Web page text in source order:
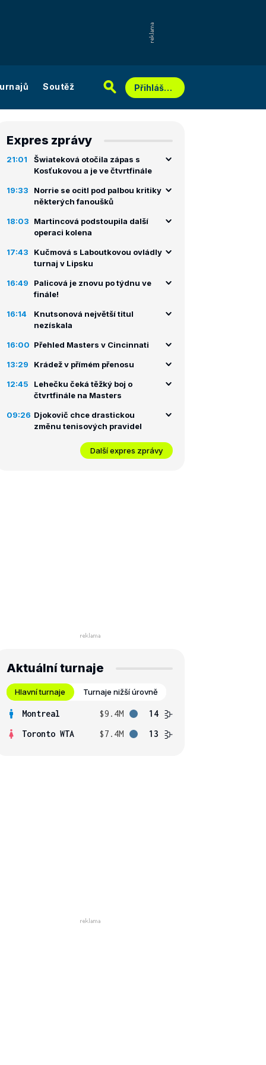
Soutěž Přihlášení
Expres zprávy
21:01
Šwiateková otočila zápas s
Kosťukovou a je ve čtvrtfinále
19:33
Norrie se ocitl pod palbou kritiky
některých fanoušků
18:03
Martincová podstoupila další
operaci kolena
17:43
Kučmová s Laboutkovou ovládly
turnaj v Lipsku
16:49
Palicová je znovu po týdnu ve
finále!
16:14
Knutsonová největší titul
nezískala
16:00 Přehled Masters v Cincinnati
13:29 Krádež v přímém přenosu
12:45
Lehečku čeká těžký boj o
čtvrtfinále na Masters
09:26 Djokovič chce drastickou
změnu tenisových pravidel
Další expres zprávy
Aktuální turnaje
Hlavní turnaje Turnaje nižší úrovně
Montreal $9.4M
14
Toronto WTA
$7.4M 13